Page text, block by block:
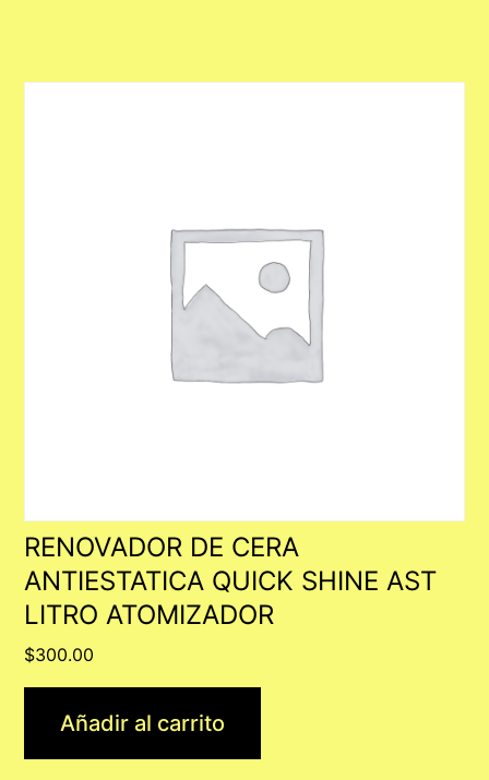
RENOVADOR DE CERA
ANTIESTATICA QUICK SHINE AST
LITRO ATOMIZADOR
$300.00
Añadir al carrito